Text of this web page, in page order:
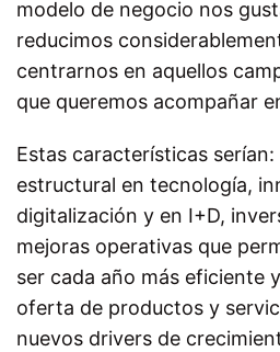
modelo de negocio nos
reducimos
centrarnos en aquellos
que queremos acompañar
Estas características
estructural en tecnología,
digitalización y en I+D,
mejoras operativas que
ser cada año más eficiente
oferta de productos y
nuevos drivers de